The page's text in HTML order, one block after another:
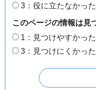
3：役に立たなかった
このページの情報は見
1：見つけやすかった
3：見つけにくかった